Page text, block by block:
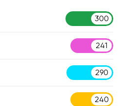
300
241
290
240